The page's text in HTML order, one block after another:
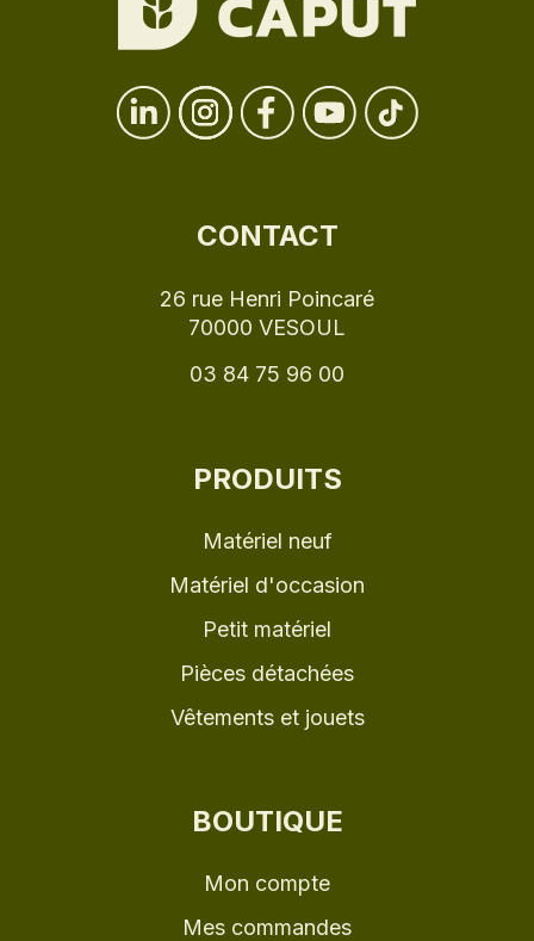
CONTACT
26 rue Henri Poincaré
70000 VESOUL
03 84 75 96 00
PRODUITS
Matériel neuf
Matériel d'occasion
Petit matériel
Pièces détachées
Vêtements et jouets
BOUTIQUE
Mon compte
Mes commandes